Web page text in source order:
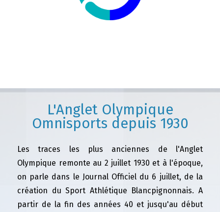
L'Anglet Olympique
Omnisports depuis 1930
Les traces les plus anciennes de l'Anglet
Olympique remonte au 2 juillet 1930 et à l'époque,
on parle dans le Journal Officiel du 6 juillet, de la
création du Sport Athlétique Blancpignonnais. A
partir de la fin des années 40 et jusqu'au début